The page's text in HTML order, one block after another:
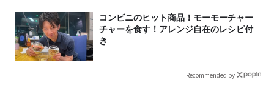
コンビニのヒット商品！モーモーチャー
チャーを食す！アレンジ自在のレシピ付
き
Recommended by